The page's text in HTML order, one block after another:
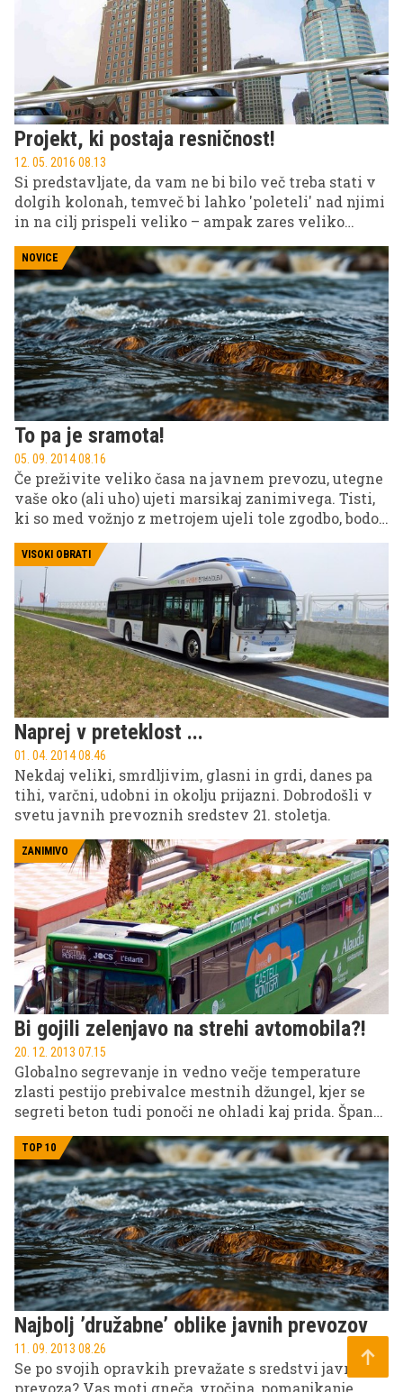
Projekt, ki postaja resničnost!
12. 05. 2016 08.13
Si predstavljate, da vam ne bi bilo več treba stati v
dolgih kolonah, temveč bi lahko 'poleteli' nad njimi
in na cilj prispeli veliko – ampak zares veliko
NOVICE
To pa je sramota!
05. 09. 2014 08.16
Če preživite veliko časa na javnem prevozu, utegne
vaše oko (ali uho) ujeti marsikaj zanimivega. Tisti,
ki so med vožnjo z metrojem ujeli tole zgodbo, bodo
prijateljem.
VISOKI OBRATI
Naprej v preteklost ...
01. 04. 2014 08.46
Nekdaj veliki, smrdljivim, glasni in grdi, danes pa
tihi, varčni, udobni in okolju prijazni. Dobrodošli v
svetu javnih prevoznih sredstev 21. stoletja.
ZANIMIVO
Bi gojili zelenjavo na strehi avtomobila?!
20. 12. 2013 07.15
Globalno segrevanje in vedno večje temperature
zlasti pestijo prebivalce mestnih džungel, kjer se
segreti beton tudi ponoči ne ohladi kaj prida. Španci
TOP 10
Najbolj ’družabne’ oblike javnih prevozov
11. 09. 2013 08.26
Se po svojih opravkih prevažate s sredstvi javnega
prevoza? Vas moti gneča, vročina, pomanjkanje